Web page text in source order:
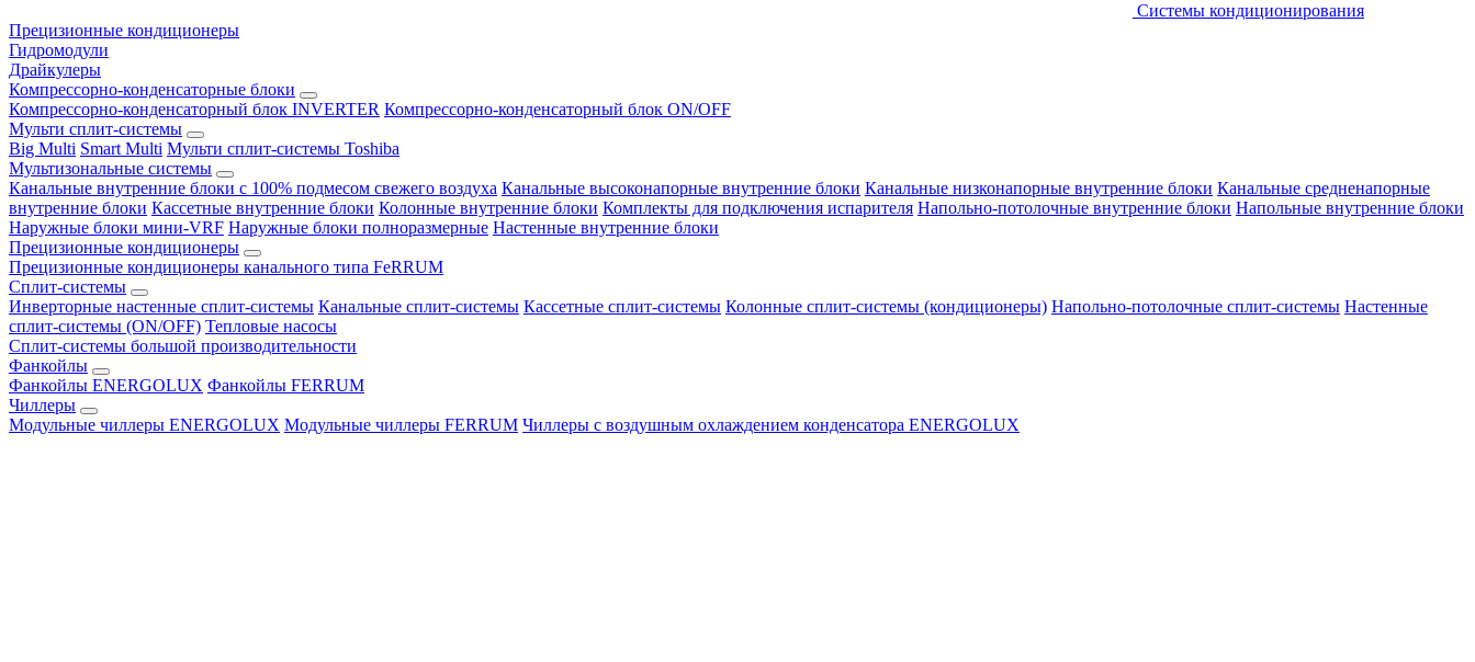
Системы кондиционирования
Прецизионные кондиционеры
Гидромодули
Драйкулеры
Компрессорно-конденсаторные блоки
Компрессорно-конденсаторный блок INVERTER Компрессорно-конденсаторный блок ON/OFF
Мульти сплит-системы
Big Multi Smart Multi Мульти сплит-системы Toshiba
Мультизональные системы
Канальные внутренние блоки с 100% подмесом свежего воздуха Канальные высоконапорные внутренние блоки Канальные низконапорные внутренние блоки Канальные средненапорные
внутренние блоки Кассетные внутренние блоки Колонные внутренние блоки Комплекты для подключения испарителя Напольно-потолочные внутренние блоки Напольные внутренние блоки
Наружные блоки мини-VRF Наружные блоки полноразмерные Настенные внутренние блоки
Прецизионные кондиционеры
Прецизионные кондиционеры канального типа FeRRUM
Сплит-системы
Инверторные настенные сплит-системы Канальные сплит-системы Кассетные сплит-системы Колонные сплит-системы (кондиционеры) Напольно-потолочные сплит-системы Настенные
сплит-системы (ON/OFF) Тепловые насосы
Сплит-системы большой производительности
Фанкойлы
Фанкойлы ENERGOLUX Фанкойлы FERRUM
Чиллеры
Модульные чиллеры ENERGOLUX Модульные чиллеры FERRUM Чиллеры с воздушным охлаждением конденсатора ENERGOLUX